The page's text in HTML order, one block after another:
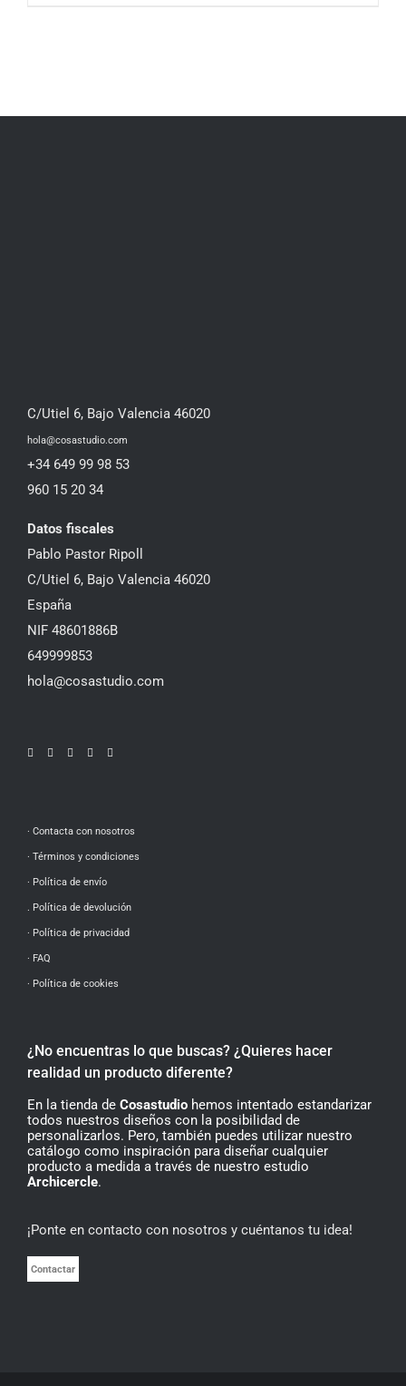
C/Utiel 6, Bajo Valencia 46020
hola@cosastudio.com
+34 649 99 98 53
960 15 20 34
Datos fiscales
Pablo Pastor Ripoll
C/Utiel 6, Bajo Valencia 46020
España
NIF 48601886B
649999853
hola@cosastudio.com
· Contacta con nosotros
· Términos y condiciones
· Política de envío
. Política de devolución
· Política de privacidad
· FAQ
· Política de cookies
¿No encuentras lo que buscas? ¿Quieres hacer
realidad un producto diferente?
En la tienda de Cosastudio hemos intentado estandarizar
todos nuestros diseños con la posibilidad de
personalizarlos. Pero, también puedes utilizar nuestro
catálogo como inspiración para diseñar cualquier
producto a medida a través de nuestro estudio
Archicercle.
¡Ponte en contacto con nosotros y cuéntanos tu idea!
Contactar